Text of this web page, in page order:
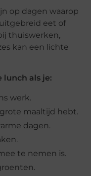
op dagen waarop
eet of
thuiswerken,
kan een lichte
lunch als je:
werk.
maaltijd hebt.
dagen.
te nemen is.